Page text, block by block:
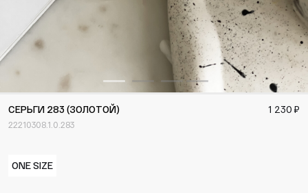
СЕРЬГИ 283 (ЗОЛОТОЙ)
22210308.1.0.283
1 230 ₽
ONE SIZE